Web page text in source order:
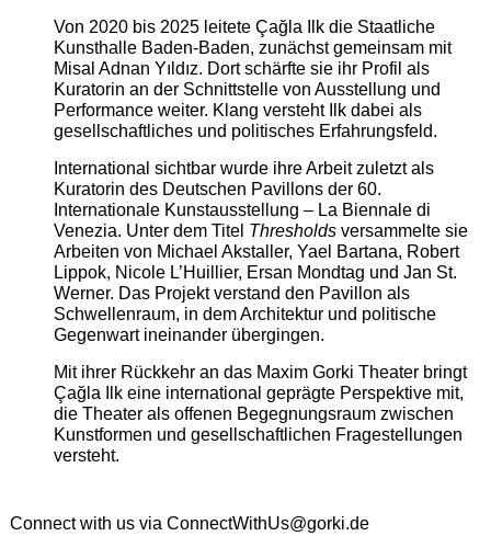
Von 2020 bis 2025 leitete Çağla Ilk die Staatliche
Kunsthalle Baden-Baden, zunächst gemeinsam mit
Misal Adnan Yıldız. Dort schärfte sie ihr Profil als
Kuratorin an der Schnittstelle von Ausstellung und
Performance weiter. Klang versteht Ilk dabei als
gesellschaftliches und politisches Erfahrungsfeld.
International sichtbar wurde ihre Arbeit zuletzt als
Kuratorin des Deutschen Pavillons der 60.
Internationale Kunstausstellung – La Biennale di
Venezia. Unter dem Titel Thresholdsversammelte sie
Arbeiten von Michael Akstaller, Yael Bartana, Robert
Lippok, Nicole L’Huillier, Ersan Mondtag und Jan St.
Werner. Das Projekt verstand den Pavillon als
Schwellenraum, in dem Architektur und politische
Gegenwart ineinander übergingen.
Mit ihrer Rückkehr an das Maxim Gorki Theater bringt
Çağla Ilk eine international geprägte Perspektive mit,
die Theater als offenen Begegnungsraum zwischen
Kunstformen und gesellschaftlichen Fragestellungen
versteht.
Connect with us via ConnectWithUs@gorki.de